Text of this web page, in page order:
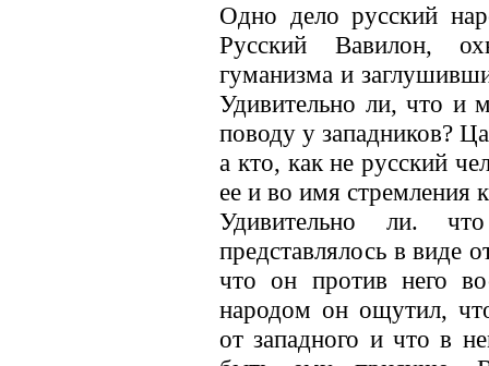
Одно дело русский
Русский Вавилон,
гуманизма и
Удивительно ли, что и
поводу у западников?
а кто, как не русский
ее и во имя стремления
Удивительно ли.
представлялось в виде
что он против него
народом он ощутил,
от западного и что в